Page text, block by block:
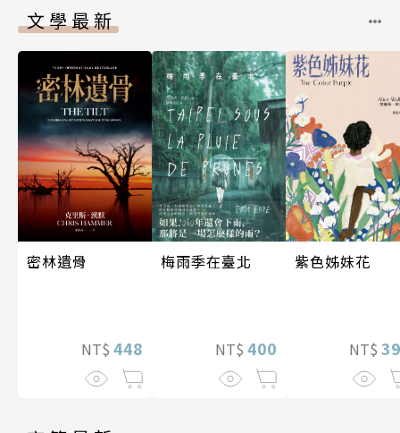
文學最新
密林遺骨
NT$ 448
梅雨季在臺北
NT$ 400
紫色姊妹花
NT$